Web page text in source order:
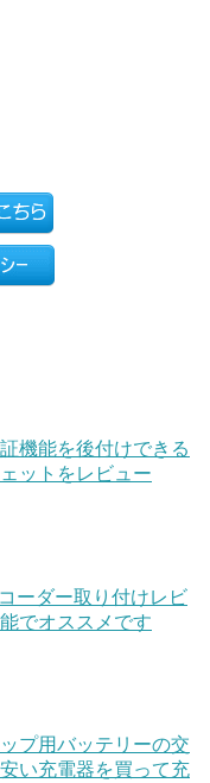
機能を後付けできる
ットをレビュー
ーダー取り付けレビ
でオススメです
プ用バッテリーの交
い充電器を買って充